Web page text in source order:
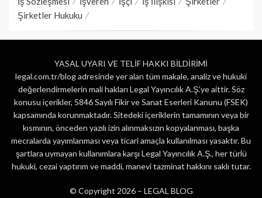
Şirketler Hukuku
YASAL UYARI VE TELİF HAKKI BİLDİRİMİ
legal.com.tr/blog adresinde yer alan tüm makale, analiz ve hukuki
değerlendirmelerin mali hakları Legal Yayıncılık A.Ş.’ye aittir. Söz
konusu içerikler, 5846 Sayılı Fikir ve Sanat Eserleri Kanunu (FSEK)
kapsamında korunmaktadır. Sitedeki içeriklerin tamamının veya bir
kısmının, önceden yazılı izin alınmaksızın kopyalanması, başka
mecralarda yayımlanması veya ticari amaçla kullanılması yasaktır. Bu
şartlara uymayan kullanımlara karşı Legal Yayıncılık A.Ş., her türlü
hukuki, cezai yaptırım ve maddi, manevi tazminat hakkını saklı tutar.
© Copyright 2026 – LEGAL BLOG